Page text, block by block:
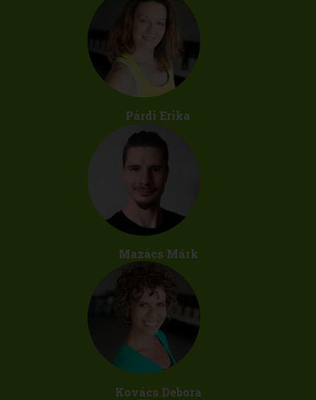
Párdi Erika
Mazács Márk
Kovács Debora